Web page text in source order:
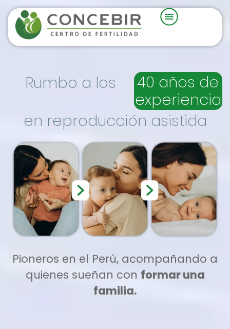
Rumbo a los
40 años de
experiencia
en reproducción asistida
Pioneros en el Perú, acompañando a
quienes sueñan con formar una
familia.